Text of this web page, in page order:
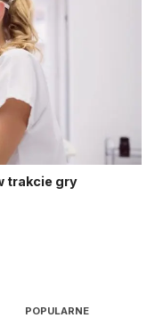
trakcie gry
POPULARNE